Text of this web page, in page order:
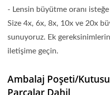
- Lensin büyütme oranı
Size 4x, 6x, 8x, 10x ve 20x
sunuyoruz. Ek
iletişime geçin.
Ambalaj Poşeti/